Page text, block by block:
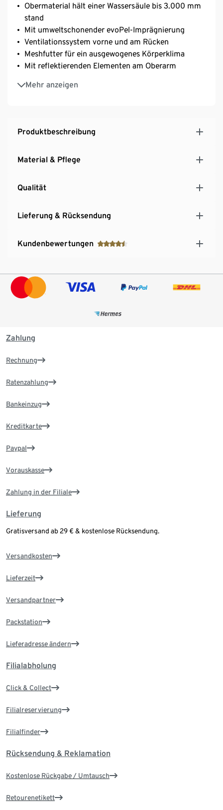
Obermaterial hält einer Wassersäule bis 3.000 mm
stand
Mit umweltschonender evoPel-Imprägnierung
Ventilationssystem vorne und am Rücken
Meshfutter für ein ausgewogenes Körperklima
Mit reflektierenden Elementen am Oberarm
Mehr anzeigen
Hochschließender Reißverschluss mit Kinnschutz
und Stehkragen
Produktbeschreibung
Material & Pflege
Qualität
Lieferung & Rücksendung
Kundenbewertungen
Zahlung
Rechnung
Ratenzahlung
Bankeinzug
Kreditkarte
Paypal
Vorauskasse
Zahlung in der Filiale
Lieferung
Gratisversand ab 29 € & kostenlose Rücksendung.
Versandkosten
Lieferzeit
Versandpartner
Packstation
Lieferadresse ändern
Filialabholung
Click & Collect
Filialreservierung
Filialfinder
Rücksendung & Reklamation
Kostenlose Rückgabe / Umtausch
Retourenetikett